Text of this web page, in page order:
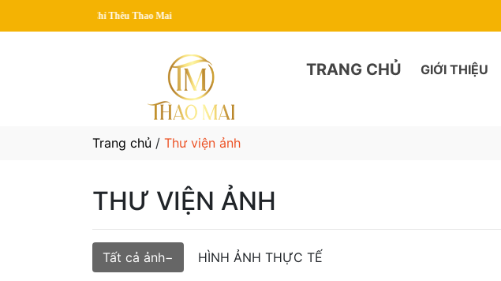
TRANG CHỦ GIỚI THIỆU
Trang chủ / Thư viện ảnh
THƯ VIỆN ẢNH
Tất cả ảnh HÌNH ẢNH THỰC TẾ